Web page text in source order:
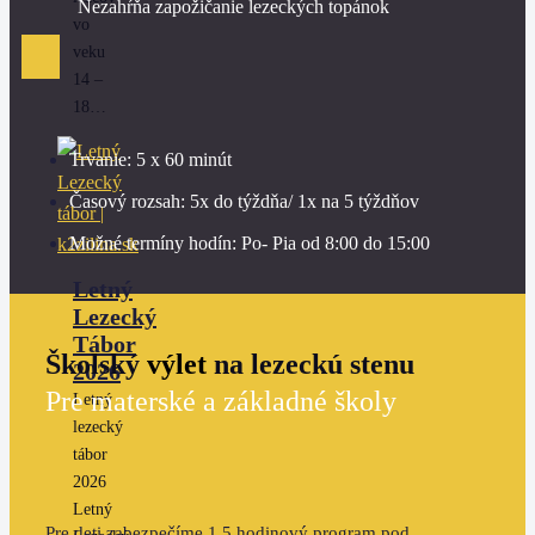
vo
veku
14 –
18…
Letný
Lezecký
Tábor
2026
Letný
lezecký
tábor
2026
Letný
Nezahŕňa zapožičanie lezeckých topánok
Trvanie: 5 x 60 minút
Časový rozsah: 5x do týždňa/ 1x na 5 týždňov
Možné termíny hodín: Po- Pia od 8:00 do 15:00
Školský výlet na lezeckú stenu
Pre materské a základné školy